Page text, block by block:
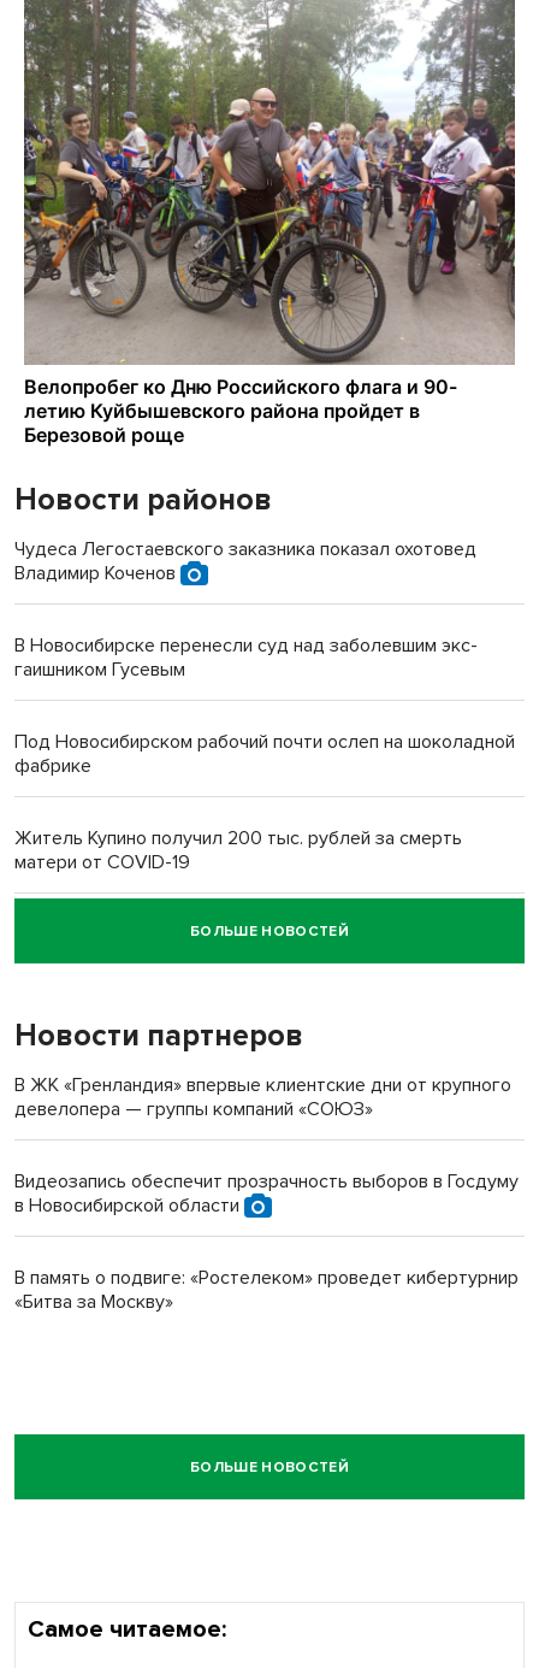
Новости районов
Чудеса Легостаевского заказника показал охотовед
Владимир Коченов
В Новосибирске перенесли суд над заболевшим экс-
гаишником Гусевым
Под Новосибирском рабочий почти ослеп на шоколадной
фабрике
Житель Купино получил 200 тыс. рублей за смерть
матери от COVID-19
Новосибирский суд наказал водителя за смерть
пенсионерки на вокзале
БОЛЬШЕ НОВОСТЕЙ
Новости партнеров
В ЖК «Гренландия» впервые клиентские дни от крупного
девелопера — группы компаний «СОЮЗ»
Видеозапись обеспечит прозрачность выборов в Госдуму
в Новосибирской области
В память о подвиге: «Ростелеком» проведет кибертурнир
«Битва за Москву»
БОЛЬШЕ НОВОСТЕЙ
Самое читаемое: